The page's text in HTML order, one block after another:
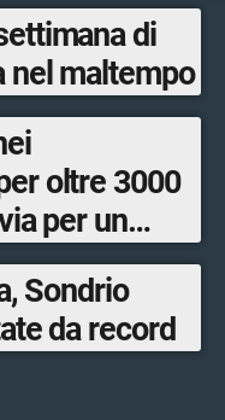
di
nel maltempo
oltre 3000
per un
Sondrio
da record